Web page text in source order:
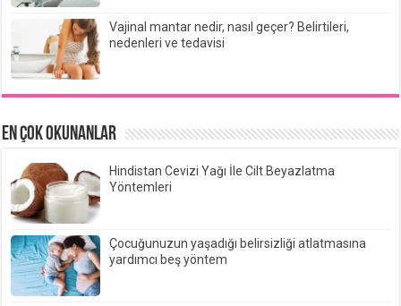
Vajinal mantar nedir, nasıl geçer? Belirtileri,
nedenleri ve tedavisi
EN ÇOK OKUNANLAR
Hindistan Cevizi Yağı İle Cilt Beyazlatma
Yöntemleri
Çocuğunuzun yaşadığı belirsizliği atlatmasına
yardımcı beş yöntem